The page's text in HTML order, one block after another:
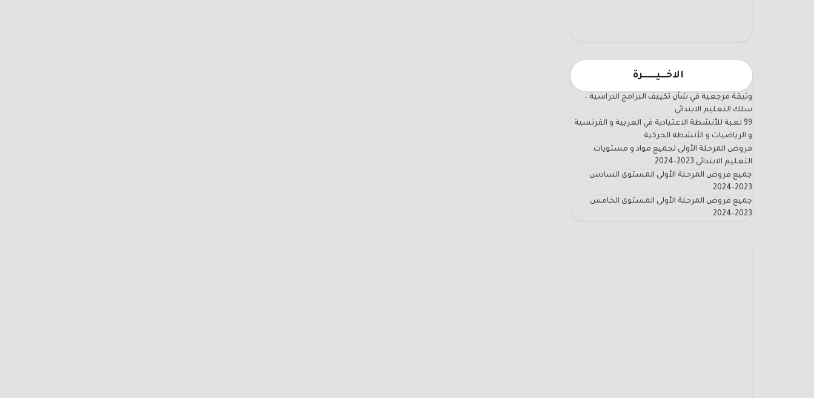
الاخـــيـــــــرة
وثيقة مرجعية في شأن تكييف البرامج الدراسية –
سلك التعليم الابتدائي
99 لعبة للأنشطة الاعتيادية في العربية و الفرنسية
و الرياضيات و الأنشطة الحركية
فروض المرحلة الأولى لجميع مواد و مستويات
التعليم الابتدائي 2023-2024
جميع فروض المرحلة الأولى المستوى السادس
2023-2024
جميع فروض المرحلة الأولى المستوى الخامس
2023-2024